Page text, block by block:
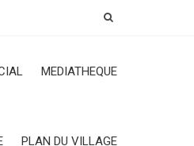
MEDIATHEQUE
PLAN DU VILLAGE